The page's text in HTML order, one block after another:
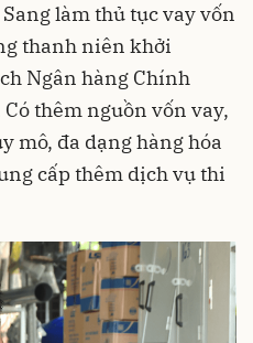
làm thủ tục vay vốn
thanh niên khởi
Ngân hàng Chính
thêm nguồn vốn vay,
mô, đa dạng hàng hóa
cấp thêm dịch vụ thi